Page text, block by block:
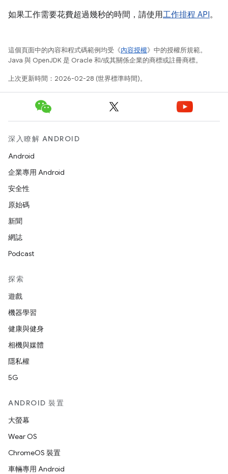
如果工作需要花費超過幾秒的時間，請使用工作排程 API。
這個頁面中的內容和程式碼範例均受《內容授權》中的授權所規範。
Java 與 OpenJDK 是 Oracle 和/或其關係企業的商標或註冊商標。
上次更新時間：2026-02-28 (世界標準時間)。
深入瞭解 ANDROID
Android
企業專用 Android
安全性
原始碼
新聞
網誌
Podcast
探索
遊戲
機器學習
健康與健身
相機與媒體
隱私權
5G
ANDROID 裝置
大螢幕
Wear OS
ChromeOS 裝置
車輛專用 Android